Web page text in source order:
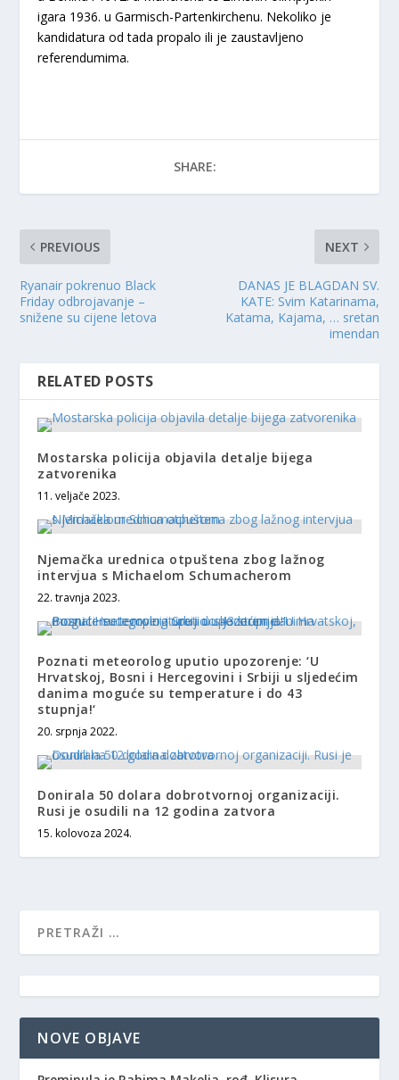
igara 1936. u Garmisch-Partenkirchenu. Nekoliko je
kandidatura od tada propalo ili je zaustavljeno
referendumima.
SHARE:
PREVIOUS
Ryanair pokrenuo Black
Friday odbrojavanje –
snižene su cijene letova
NEXT
DANAS JE BLAGDAN SV.
KATE: Svim Katarinama,
Katama, Kajama, … sretan
imendan
RELATED POSTS
Mostarska policija objavila detalje bijega
zatvorenika
11. veljače 2023.
Njemačka urednica otpuštena zbog lažnog
intervjua s Michaelom Schumacherom
22. travnja 2023.
Poznati meteorolog uputio upozorenje: ‘U
Hrvatskoj, Bosni i Hercegovini i Srbiji u sljedećim
danima moguće su temperature i do 43
stupnja!‘
20. srpnja 2022.
Donirala 50 dolara dobrotvornoj organizaciji.
Rusi je osudili na 12 godina zatvora
15. kolovoza 2024.
NOVE OBJAVE